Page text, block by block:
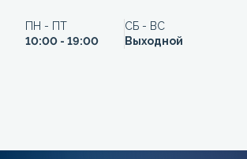
ПН - ПТ
10:00 - 19:00
СБ - ВС
Выходной